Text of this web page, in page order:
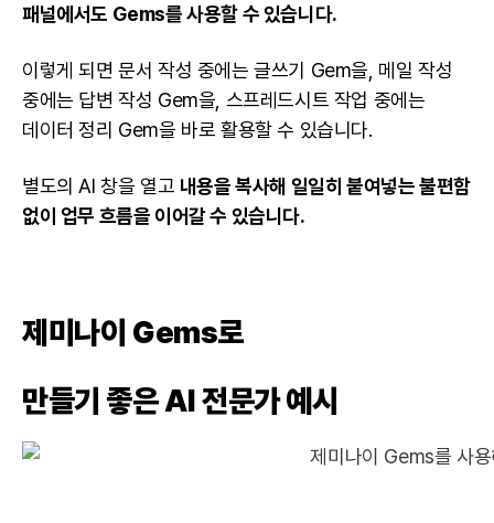
패널에서도 Gems를 사용할 수 있습니다.
이렇게 되면 문서 작성 중에는 글쓰기 Gem을, 메일 작성
중에는 답변 작성 Gem을, 스프레드시트 작업 중에는
데이터 정리 Gem을 바로 활용할 수 있습니다.
별도의 AI 창을 열고 내용을 복사해 일일히 붙여넣는 불편함
없이 업무 흐름을 이어갈 수 있습니다.
제미나이 Gems로
만들기 좋은 AI 전문가 예시